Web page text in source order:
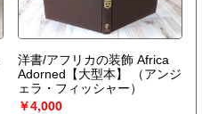
洋書/アフリカの装飾 Africa
Adorned【大型本】
（アンジ
ェラ・フィッシャー）
￥4,000